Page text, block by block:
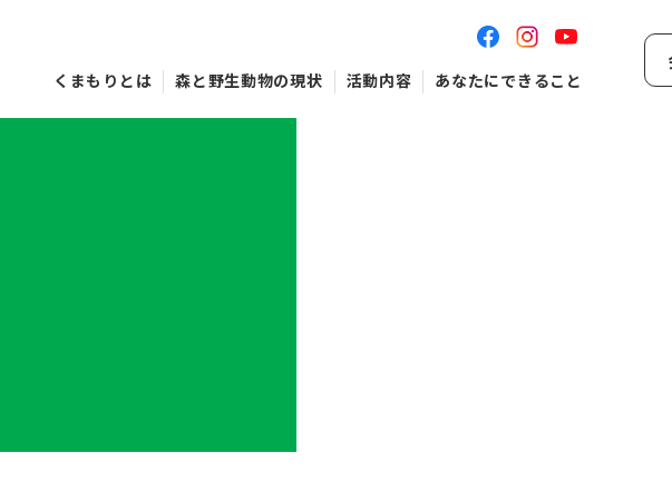
くまもりとは 森と野生動物の現状 活動内容 あなたにできること